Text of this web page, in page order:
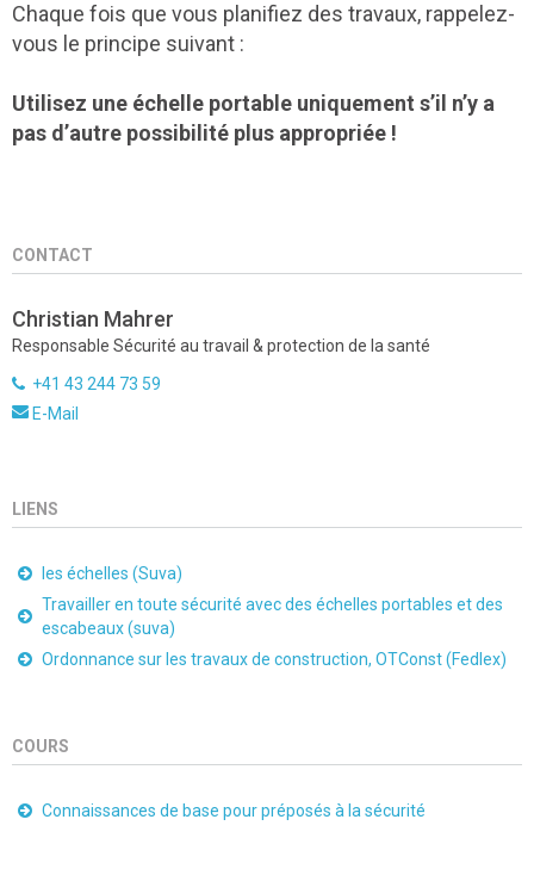
Chaque fois que vous planifiez des travaux, rappelez-
vous le principe suivant :
Utilisez une échelle portable uniquement s’il n’y a
pas d’autre possibilité plus appropriée !
CONTACT
Christian Mahrer
Responsable Sécurité au travail & protection de la santé
+41 43 244 73 59
E-Mail
LIENS
les échelles (Suva)
Travailler en toute sécurité avec des échelles portables et des
escabeaux (suva)
Ordonnance sur les travaux de construction, OTConst (Fedlex)
COURS
Connaissances de base pour préposés à la sécurité